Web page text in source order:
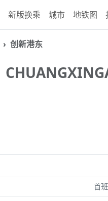
新版换乘 城市 地铁图
创新港东
首